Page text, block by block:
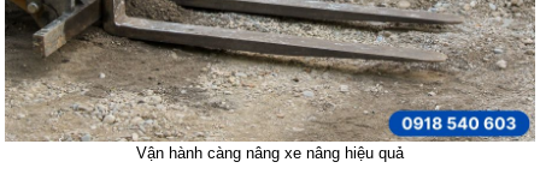
Vận hành càng nâng xe nâng hiệu quả